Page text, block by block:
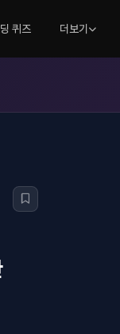
퀴즈 더보기